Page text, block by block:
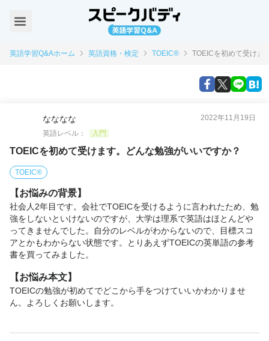
英語学習Q&Aホーム 英語資格・検定 TOEIC® TOEICを初めて受けま
なななな
2022年11月19日
英語レベル：
入門
TOEICを初めて受けます。どんな勉強がいいですか？
TOEIC®
【お悩みの背景】
社会人2年目です。会社でTOEICを受けるように言われたため、勉
強をしないといけないのですが、大学は理系で英語はほとんどや
ってきませんでした。自分のレベルがわからないので、目標スコ
アとかもわからない状態です。とりあえずTOEICの英単語の参考
書を買ってみました。
【お悩み本文】
TOEICの勉強が初めてでどこから手をつけていいかわかりませ
ん。よろしくお願いします。